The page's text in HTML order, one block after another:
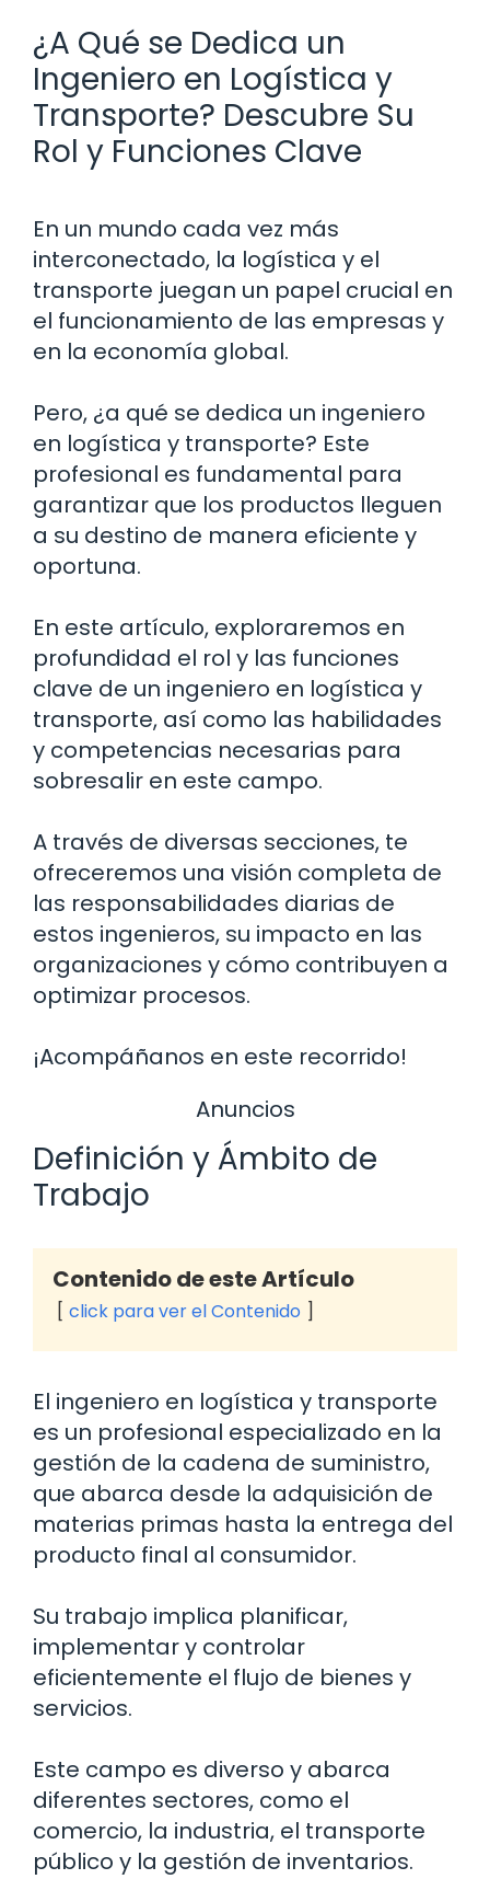
¿A Qué se Dedica un
Ingeniero en Logística y
Transporte? Descubre Su
Rol y Funciones Clave
En un mundo cada vez más
interconectado, la logística y el
transporte juegan un papel crucial en
el funcionamiento de las empresas y
en la economía global.
Pero, ¿a qué se dedica un ingeniero
en logística y transporte? Este
profesional es fundamental para
garantizar que los productos lleguen
a su destino de manera eficiente y
oportuna.
En este artículo, exploraremos en
profundidad el rol y las funciones
clave de un ingeniero en logística y
transporte, así como las habilidades
y competencias necesarias para
sobresalir en este campo.
A través de diversas secciones, te
ofreceremos una visión completa de
las responsabilidades diarias de
estos ingenieros, su impacto en las
organizaciones y cómo contribuyen a
optimizar procesos.
¡Acompáñanos en este recorrido!
Anuncios
Definición y Ámbito de
Trabajo
Contenido de este Artículo
click para ver el Contenido
El ingeniero en logística y transporte
es un profesional especializado en la
gestión de la cadena de suministro,
que abarca desde la adquisición de
materias primas hasta la entrega del
producto final al consumidor.
Su trabajo implica planificar,
implementar y controlar
eficientemente el flujo de bienes y
servicios.
Este campo es diverso y abarca
diferentes sectores, como el
comercio, la industria, el transporte
público y la gestión de inventarios.